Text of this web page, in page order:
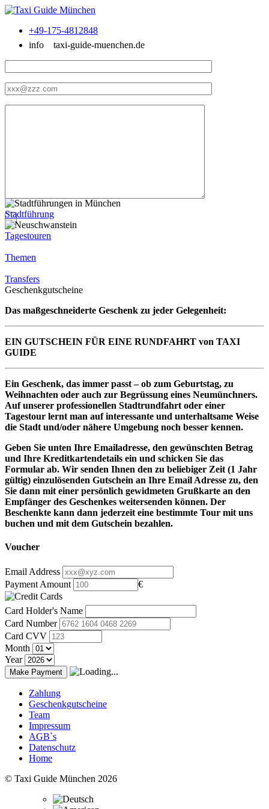
+49-175-4812848
info
taxi-guide-muenchen.de
Stadtführung
Tagestouren
Themen
Transfers
Geschenkgutscheine
Das maßgeschneiderte Geschenk zu jeder Gelegenheit:
EIN GUTSCHEIN FÜR EINE RUNDFAHRT von TAXI
GUIDE
Ein Geschenk, das immer passt – ob zum Geburtstag, zu
Weihnachten oder auch zur Begrüssung eines Neumünchners.
Auf unserer professionellen Stadtrundfahrt oder einer
Tagestour lernt man auf interessante und unterhaltsame Weise
die Stadt und/oder nähere Umgebung noch besser kennen.
Geben Sie unten Ihre Emailadresse, den gewünschten Betrag
und Ihre Kreditkartendetails ein und schicken Sie das
Formular ab. Wir senden Ihnen den zu beliebiger Zeit (1 Jahr
gültig) einzulösenden Gutschein an Ihre Email Adresse zu, den
Sie dann mit einer persönlich gewidmeten Grußkarte an den
Empfänger des Geschenkes weitersenden können. Der
Beschenkte kann dann jederzeit eine bestimmte Tour mit uns
buchen und mit dem Gutschein bezahlen.
Voucher
Email Address
Payment Amount
€
Card Holder's Name
Card Number
Card CVV
Month
Year
Make Payment
Zahlung
Geschenkgutscheine
Team
Impressum
AGB`s
Datenschutz
Home
© Taxi Guide München 2026